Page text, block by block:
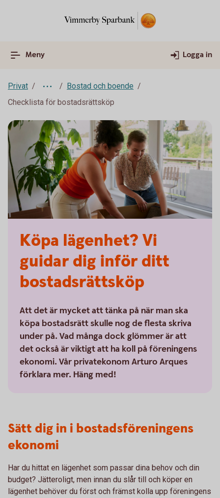
Meny Logga in
Privat
Bostad och boende
Checklista för bostadsrättsköp
Köpa lägenhet? Vi
guidar dig inför ditt
bostadsrättsköp
Att det är mycket att tänka på när man ska
köpa bostadsrätt skulle nog de flesta skriva
under på. Vad många dock glömmer är att
det också är viktigt att ha koll på föreningens
ekonomi. Vår privatekonom Arturo Arques
förklara mer. Häng med!
Sätt dig in i bostadsföreningens
ekonomi
Har du hittat en lägenhet som passar dina behov och din
budget? Jätteroligt, men innan du slår till och köper en
lägenhet behöver du först och främst kolla upp föreningens